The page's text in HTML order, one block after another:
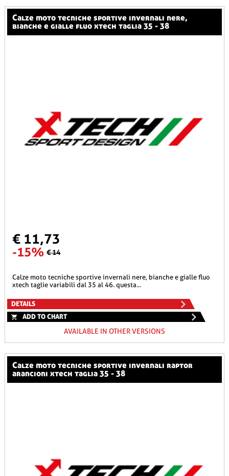
calze moto tecniche sportive invernali nere,
bianche e gialle fluo xtech taglia 35 - 38
€ 11,73
-15% € 14
calze moto tecniche sportive invernali nere, bianche e gialle fluo
xtech taglie variabili dal 35 al 46. questa...
DETAILS
ADD TO CHART
AVAILABLE IN OTHER VERSIONS
calze moto tecniche sportive invernali raptor
arancioni xtech taglia 35 - 38